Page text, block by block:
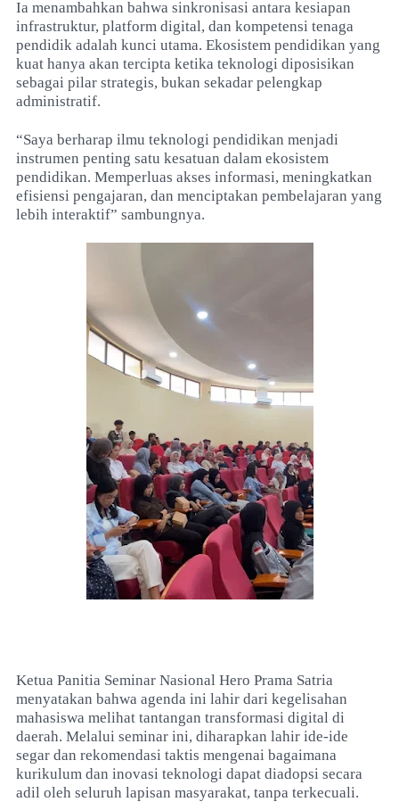
Ia menambahkan bahwa sinkronisasi antara kesiapan
infrastruktur, platform digital, dan kompetensi tenaga
pendidik adalah kunci utama. Ekosistem pendidikan yang
kuat hanya akan tercipta ketika teknologi diposisikan
sebagai pilar strategis, bukan sekadar pelengkap
administratif.
“Saya berharap ilmu teknologi pendidikan menjadi
instrumen penting satu kesatuan dalam ekosistem
pendidikan. Memperluas akses informasi, meningkatkan
efisiensi pengajaran, dan menciptakan pembelajaran yang
lebih interaktif” sambungnya.
Ketua Panitia Seminar Nasional Hero Prama Satria
menyatakan bahwa agenda ini lahir dari kegelisahan
mahasiswa melihat tantangan transformasi digital di
daerah. Melalui seminar ini, diharapkan lahir ide-ide
segar dan rekomendasi taktis mengenai bagaimana
kurikulum dan inovasi teknologi dapat diadopsi secara
adil oleh seluruh lapisan masyarakat, tanpa terkecuali.